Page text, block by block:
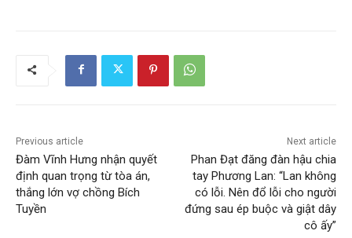
Previous article
Đàm Vĩnh Hưng nhận quyết
định quan trọng từ tòa án,
thắng lớn vợ chồng Bích
Tuyền
Next article
Phan Đạt đăng đàn hậu chia
tay Phương Lan: “Lan không
có lỗi. Nên đổ lỗi cho người
đứng sau ép buộc và giật dây
cô ấy”